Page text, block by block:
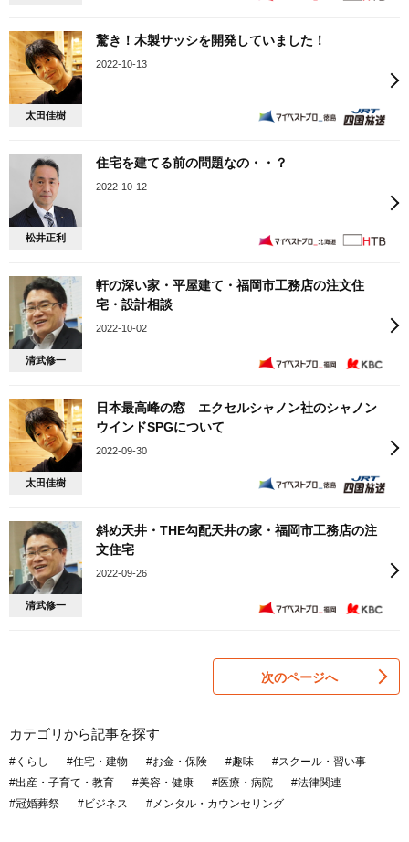
太田佳樹
驚き！木製サッシを開発していました！
2022-10-13
松井正利
住宅を建てる前の問題なの・・？
2022-10-12
清武修一
軒の深い家・平屋建て・福岡市工務店の注文住
宅・設計相談
2022-10-02
太田佳樹
日本最高峰の窓 エクセルシャノン社のシャノン
ウインドSPGについて
2022-09-30
清武修一
斜め天井・THE勾配天井の家・福岡市工務店の注
文住宅
2022-09-26
次のページへ
カテゴリから記事を探す
#くらし #住宅・建物 #お金・保険 #趣味
#スクール・習い事
#出産・子育て・教育
#美容・健康 #医療・病院
#法律関連
#冠婚葬祭
#ビジネス #メンタル・カウンセリング